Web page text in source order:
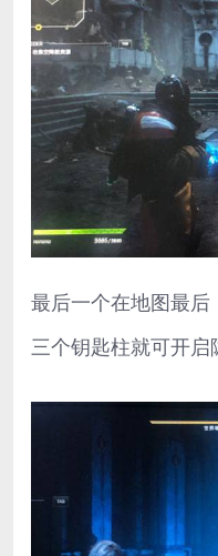
最后一个在地图最
三个钥匙柱就可开启